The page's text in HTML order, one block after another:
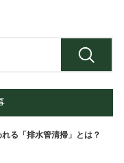
る「排水管清掃」とは？